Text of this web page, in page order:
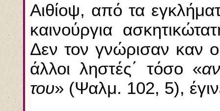
Αιθίοψ, από τα
καινούργια
Δεν τον γνώρισαν καν
άλλοι ληστές΄ τόσο «
του» (Ψαλμ. 102, 5),